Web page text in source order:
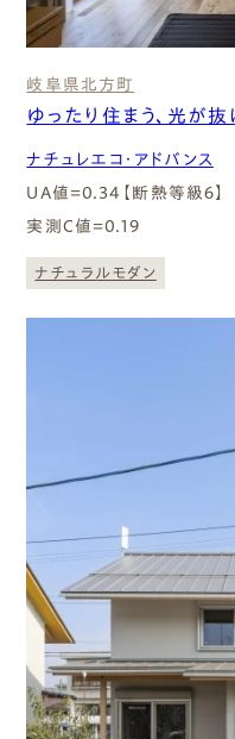
岐阜県 北⽅町
ゆったり住まう、光が
ナチュレエコ・アドバンス
UA値=0.34【断熱等級６】
実測C値=0.19
ナチュラルモダン